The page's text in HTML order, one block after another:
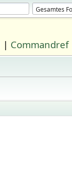
| Commandref